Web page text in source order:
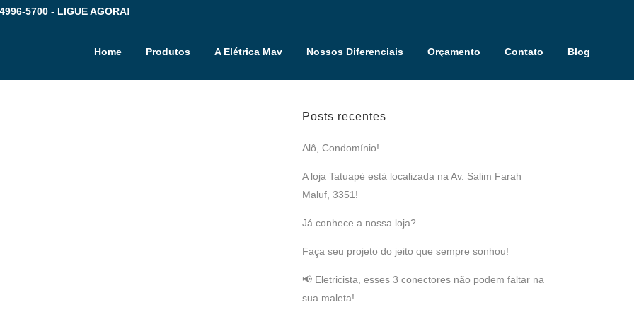
5700 - LIGUE AGORA!
Home Produtos A Elétrica Mav Nossos Diferenciais Orçamento Contato Blog
Posts recentes
Alô, Condomínio!
A loja Tatuapé está localizada na Av. Salim Farah
Maluf, 3351!
Já conhece a nossa loja?
Faça seu projeto do jeito que sempre sonhou!
📢 Eletricista, esses 3 conectores não podem faltar na
sua maleta!